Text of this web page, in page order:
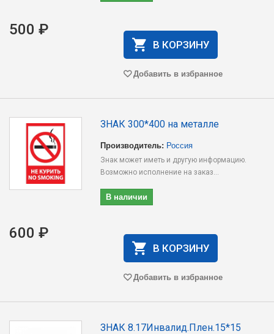
500 ₽
В КОРЗИНУ
Добавить в избранное
ЗНАК 300*400 на металле
Производитель: Россия
Знак может иметь и другую информацию.
Возможно исполнение на заказ...
В наличии
600 ₽
В КОРЗИНУ
Добавить в избранное
ЗНАК 8.17Инвалид.Плен.15*15